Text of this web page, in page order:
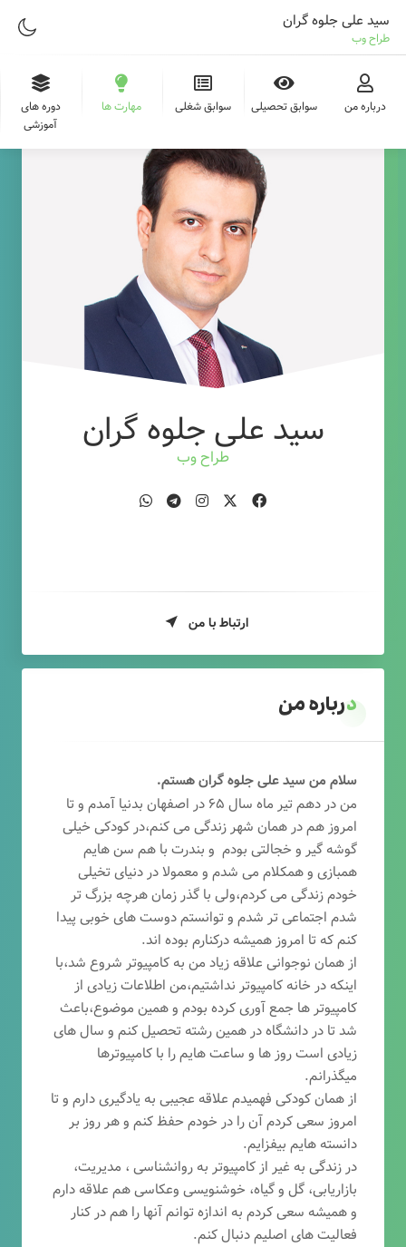
سید علی جلوه گران
طراح وب
درباره من سوابق تحصیلی سوابق شغلی مهارت ها
دوره های
آموزشی
سید علی جلوه گران
طراح وب
ارتباط با من
درباره من
سلام من سید علی جلوه گران هستم.
من در دهم تیر ماه سال ۶۵ در اصفهان بدنیا آمدم و تا
امروز هم در همان شهر زندگی می کنم،در کودکی خیلی
گوشه گیر و خجالتی بودم و بندرت با هم سن هایم
همبازی و همکلام می شدم و معمولا در دنیای تخیلی
خودم زندگی می کردم،ولی با گذر زمان هرچه بزرگ تر
شدم اجتماعی تر شدم و توانستم دوست های خوبی پیدا
کنم که تا امروز همیشه درکنارم بوده اند.
از همان نوجوانی علاقه زیاد من به کامپیوتر شروع شد،با
اینکه در خانه کامپیوتر نداشتیم،من اطلاعات زیادی از
کامپیوتر ها جمع آوری کرده بودم و همین موضوع،باعث
شد تا در دانشگاه در همین رشته تحصیل کنم و سال های
زیادی است روز ها و ساعت هایم را با کامپیوترها
میگذرانم.
از همان کودکی فهمیدم علاقه عجیبی به یادگیری دارم و تا
امروز سعی کردم آن را در خودم حفظ کنم و هر روز بر
دانسته هایم بیفزایم.
در زندگی به غیر از کامپیوتر به روانشناسی ، مدیریت،
بازاریابی، گل و گیاه، خوشنویسی وعکاسی هم علاقه دارم
و همیشه سعی کردم به اندازه توانم آنها را هم در کنار
فعالیت های اصلیم دنبال کنم.